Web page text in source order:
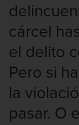
cárcel
el delito
Pero si
la
pasar. O